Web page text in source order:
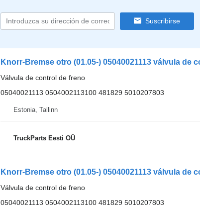
Suscribirse
Válvula de control de freno
05040021113 0504002113100 481829 5010207803
Estonia, Tallinn
TruckParts Eesti OÜ
Válvula de control de freno
05040021113 0504002113100 481829 5010207803